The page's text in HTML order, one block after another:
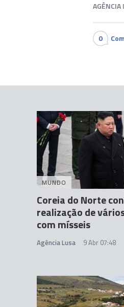
AGÊNCIA
0
MUNDO
Coreia do Norte
realização de
com mísseis
Agência Lusa 9 Abr 07:48